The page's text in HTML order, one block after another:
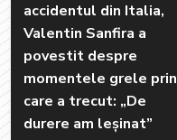
accidentul din Italia,
Valentin Sanfira a
povestit despre
momentele grele prin
care a trecut: „De
durere am leșinat”